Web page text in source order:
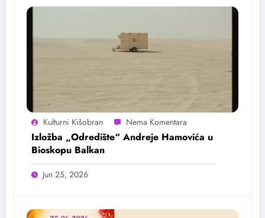
Kulturni Kišobran
Izložba „Odredište“ Andreje Hamovića u
Bioskopu Balkan
Jun 25, 2026